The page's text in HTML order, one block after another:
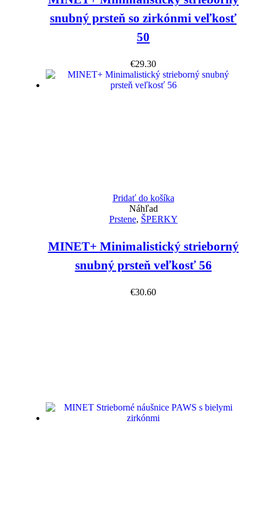
snubný prsteň so zirkónmi veľkosť
50
€29.30
Pridať do košíka
Náhľad
Prstene, ŠPERKY
MINET+ Minimalistický strieborný
snubný prsteň veľkosť 56
€30.60